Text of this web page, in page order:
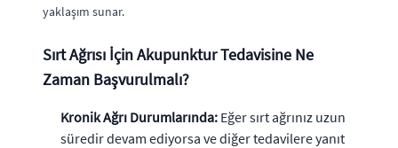
yaklaşım sunar.
Sırt Ağrısı İçin Akupunktur Tedavisine Ne
Zaman Başvurulmalı?
Kronik Ağrı Durumlarında: Eğer sırt ağrınız uzun
süredir devam ediyorsa ve diğer tedavilere yanıt